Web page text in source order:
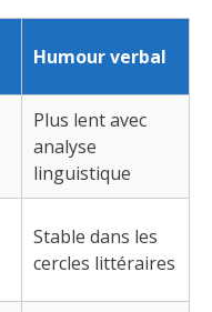
Humour verbal
Plus lent avec
analyse
linguistique
Stable dans les
cercles littéraires